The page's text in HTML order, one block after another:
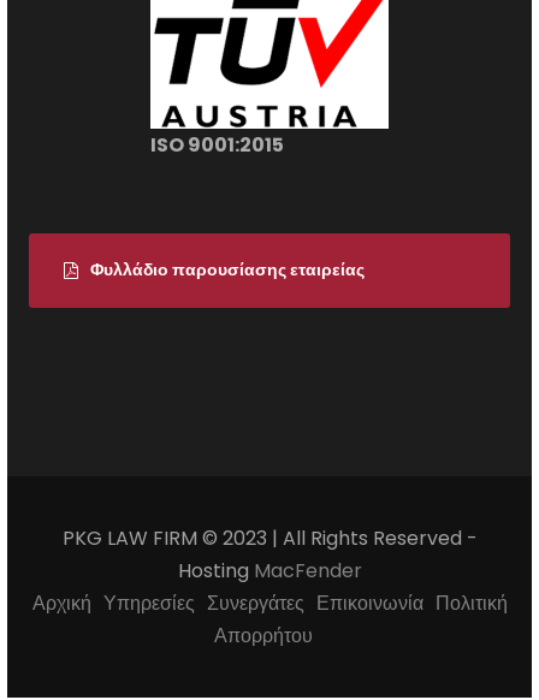
ISO 9001:2015
Φυλλάδιο παρουσίασης εταιρείας
PKG LAW FIRM © 2023 | All Rights Reserved -
Hosting MacFender
Αρχική Υπηρεσίες Συνεργάτες Επικοινωνία Πολιτική
Απορρήτου